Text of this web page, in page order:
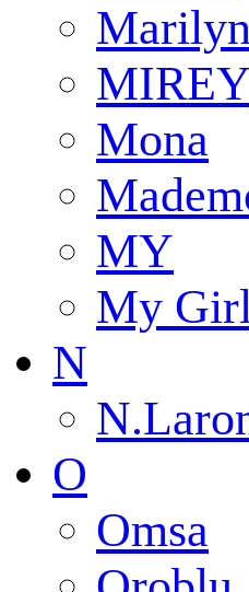
MIREY
Mona
MY
My
N
O
Omsa